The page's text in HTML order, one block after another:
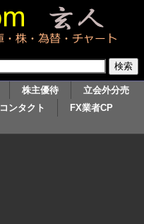
株主優待
立会外分売
コンタクト
FX業者CP